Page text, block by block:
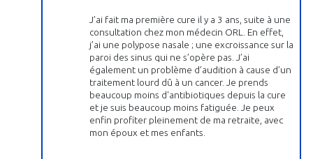
J’ai fait ma première cure il y a 3 ans, suite à une
consultation chez mon médecin ORL. En effet,
j’ai une polypose nasale ; une excroissance sur la
paroi des sinus qui ne s’opère pas. J’ai
également un problème d’audition à cause d’un
traitement lourd dû à un cancer. Je prends
beaucoup moins d'antibiotiques depuis la cure
et je suis beaucoup moins fatiguée. Je peux
enfin profiter pleinement de ma retraite, avec
mon époux et mes enfants.